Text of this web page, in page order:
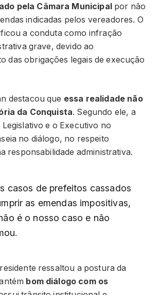
pela Câmara Municipalpor não
indicadas pelos vereadores. O
a conduta como infração
grave, devido ao
das obrigações legais de execução
destacou que essa realidade não
da Conquista. Segundo ele, a
e o Executivo no
no diálogo, no respeito
responsabilidade administrativa.
casos de prefeitos cassados
as emendas impositivas,
é o nosso caso e não
ressaltou a postura da
bom diálogo com os